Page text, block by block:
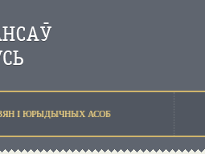
I ЮРЫДЫЧНЫХ АСОБ